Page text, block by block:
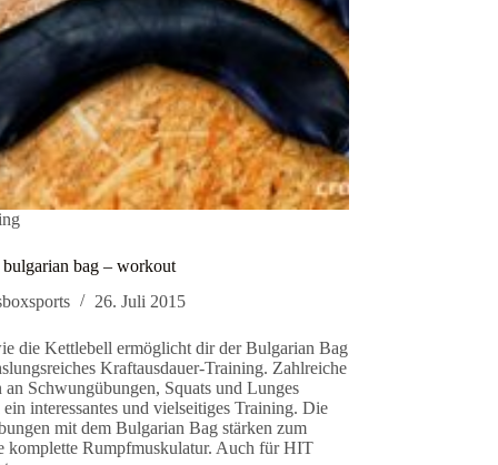
bulgarian bag – workout
26. Juli 2015
die Kettlebell ermöglicht dir der Bulgarian Bag
Kraftausdauer-Training. Zahlreiche
an Schwungübungen, Squats und Lunges
ein interessantes und vielseitiges Training. Die
mit dem Bulgarian Bag stärken zum
komplette Rumpfmuskulatur. Auch für HIT